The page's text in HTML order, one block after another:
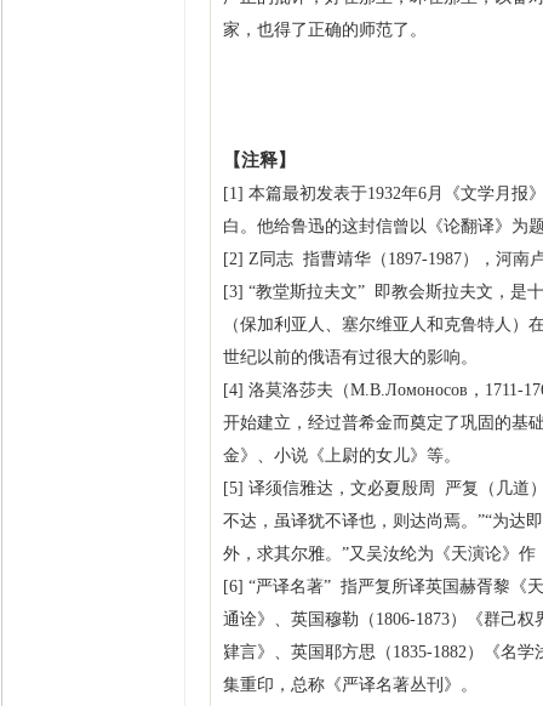
家，也得了正确的师范了。
【注释】
[1] 本篇最初发表于1932年6月《文学月报
白。他给鲁迅的这封信曾以《论翻译》为
[2] Z同志 指曹靖华（1897-1987），河南
[3] “教堂斯拉夫文” 即教会斯拉夫文，是
（保加利亚人、塞尔维亚人和克鲁特人
世纪以前的俄语有过很大的影响。
[4] 洛莫洛莎夫（M.B.Лoмоносов，1711-
开始建立，经过普希金而奠定了巩固的基
金》、小说《上尉的女儿》等。
[5] 译须信雅达，文必夏殷周 严复（几道
不达，虽译犹不译也，则达尚焉。”“为达
外，求其尔雅。”又吴汝纶为《天演论》
[6] “严译名著” 指严复所译英国赫胥黎《
通诠》、英国穆勒（1806-1873）《群己
肄言》、英国耶方思（1835-1882）《名
集重印，总称《严译名著丛刊》。